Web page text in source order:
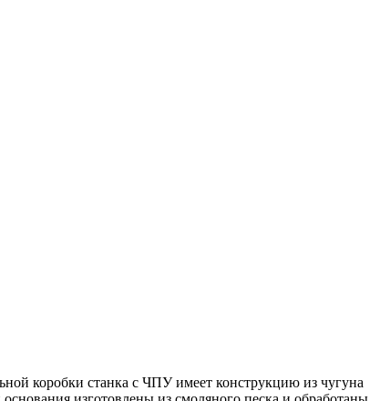
коробки станка с ЧПУ имеет конструкцию из чугуна